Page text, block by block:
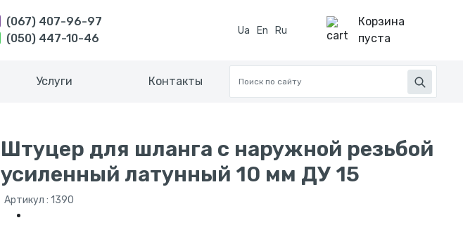
(067) 407-96-97
(050) 447-10-46
Ua En Ru
Корзина
пуста
Услуги Контакты
Штуцер для шланга с наружной резьбой
усиленный латунный 10 мм ДУ 15
Артикул : 1390